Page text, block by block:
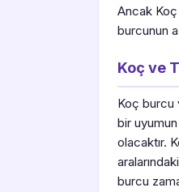
Ancak
burcunun
Koç ve
Koç burcu
bir
olacaktır.
burcu